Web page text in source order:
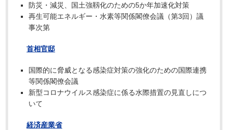
防災・減災、国土強靱化のための5か年加速化対策
再生可能エネルギー・水素等関係閣僚会議（第3回）議
事次第
首相官邸
国際的に脅威となる感染症対策の強化のための国際連携
等関係閣僚会議
新型コロナウイルス感染症に係る水際措置の見直しにつ
いて
経済産業省